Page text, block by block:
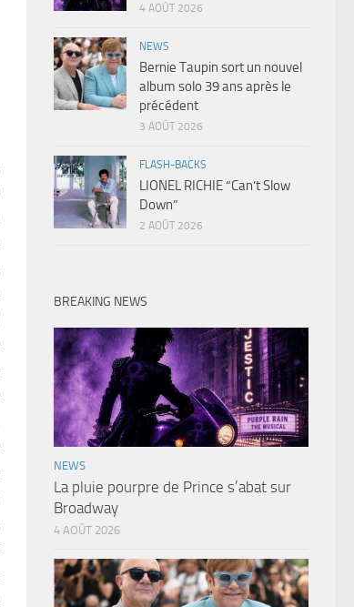
4 AOÛT 2026
NEWS
Bernie Taupin sort un nouvel
album solo 39 ans après le
précédent
3 AOÛT 2026
FLASH-BACKS
LIONEL RICHIE “Can’t Slow
Down”
2 AOÛT 2026
BREAKING NEWS
NEWS
La pluie pourpre de Prince s’abat sur
Broadway
4 AOÛT 2026